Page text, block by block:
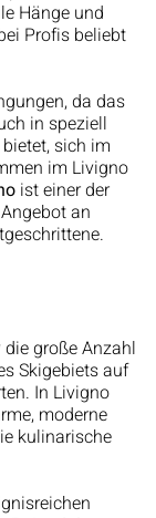
Hänge und
Profis beliebt
da das
in speziell
sich im
im Livigno
ist einer der
an
große Anzahl
Skigebiets auf
In Livigno
moderne
kulinarische